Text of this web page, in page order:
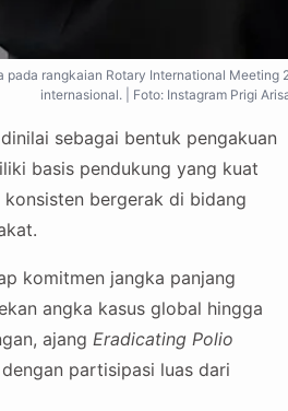
rangkaian Rotary International
internasional. | Foto: Instagram Prigi
sebagai bentuk pengakuan
basis pendukung yang kuat
bergerak di bidang
komitmen jangka panjang
angka kasus global hingga
ajang Eradicating Polio
partisipasi luas dari